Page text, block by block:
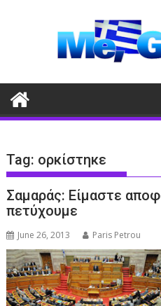
Tag: ορκίστηκε
Σαμαράς: Είμαστε
πετύχουμε
June 26, 2013 Paris Petrou